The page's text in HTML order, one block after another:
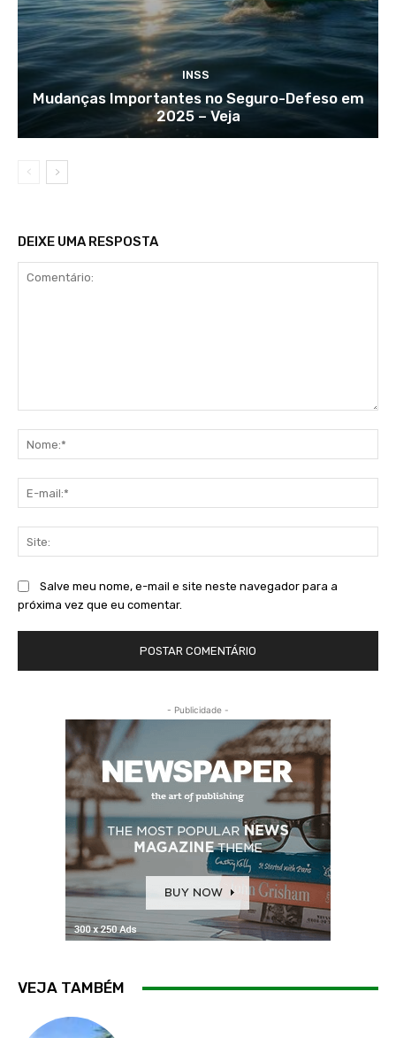
INSS
Mudanças Importantes no Seguro-Defeso em
2025 – Veja
DEIXE UMA RESPOSTA
Salve meu nome, e-mail e site neste navegador para a
próxima vez que eu comentar.
- Publicidade -
VEJA TAMBÉM